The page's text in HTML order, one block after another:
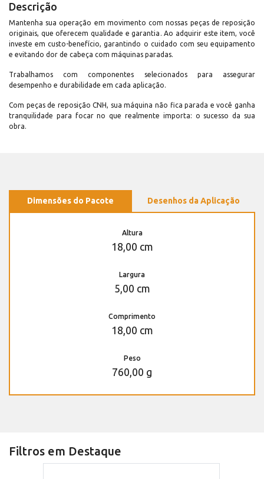
Descrição
Mantenha sua operação em movimento com nossas peças de reposição
originais, que oferecem qualidade e garantia. Ao adquirir este item, você
investe em custo-benefício, garantindo o cuidado com seu equipamento
e evitando dor de cabeça com máquinas paradas.
Trabalhamos com componentes selecionados para assegurar
desempenho e durabilidade em cada aplicação.
Com peças de reposição CNH, sua máquina não fica parada e você ganha
tranquilidade para focar no que realmente importa: o sucesso da sua
obra.
Dimensões do Pacote Desenhos da Aplicação
Altura
18,00 cm
Largura
5,00 cm
Comprimento
18,00 cm
Peso
760,00 g
Filtros em Destaque